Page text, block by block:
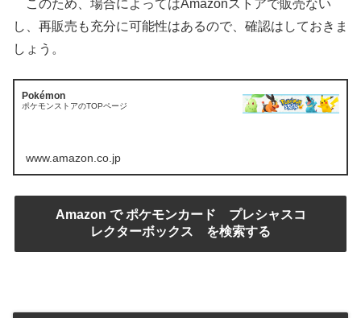
このため、場合によってはAmazonストアで販売ない
し、再販売も充分に可能性はあるので、確認はしておきま
しょう。
Pokémon
ポケモンストアのTOPページ
www.amazon.co.jp
Amazon で ポケモンカード プレシャスコ
レクターボックス を検索する